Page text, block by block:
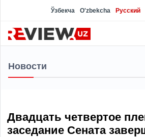
Ўзбекча O'zbekcha Русский
Новости
Двадцать четвертое
заседание Сената